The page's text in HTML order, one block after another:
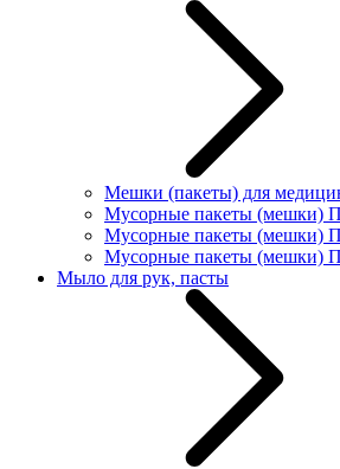
Мешки (пакеты) для
Мусорные пакеты (мешки)
Мусорные пакеты (мешки)
Мусорные пакеты (мешки)
Мыло для рук, пасты